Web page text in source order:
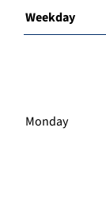
Weekday
Monday